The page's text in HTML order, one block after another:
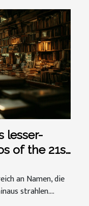
lesser-
of the 21st
an Namen, die
strahlen....